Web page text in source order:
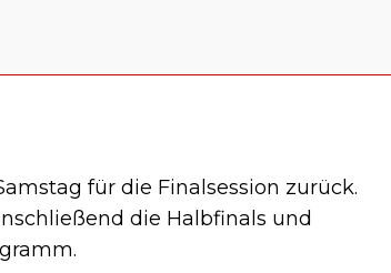
für die Finalsession zurück.
die Halbfinals und